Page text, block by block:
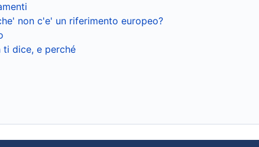
non c'e' un riferimento europeo?
ti dice, e perché